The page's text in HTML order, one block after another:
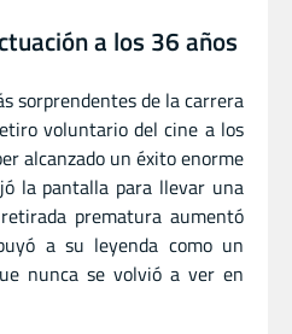
a los 36 años
sorprendentes de la carrera
voluntario del cine a los
alcanzado un éxito enorme
la pantalla para llevar una
prematura aumentó
a su leyenda como un
nunca se volvió a ver en